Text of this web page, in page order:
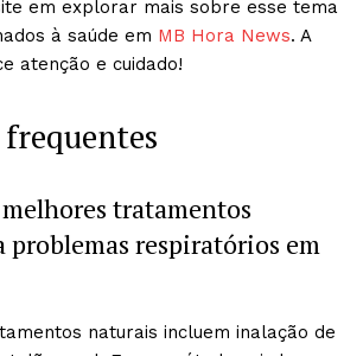
em explorar mais sobre esse tema
à saúde em MB Hora News. A
atenção e cuidado!
tratamentos
problemas respiratórios em
naturais incluem inalação de